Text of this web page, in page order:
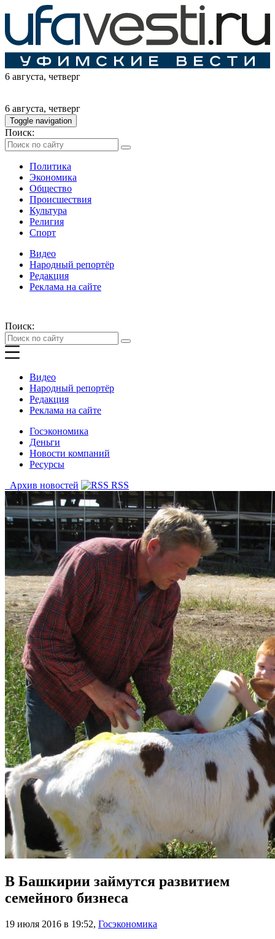
6 августа, четверг
6 августа, четверг
Toggle navigation
Поиск:
Политика
Экономика
Общество
Происшествия
Культура
Религия
Спорт
Видео
Народный репортёр
Редакция
Реклама на сайте
Поиск:
Видео
Народный репортёр
Редакция
Реклама на сайте
Госэкономика
Деньги
Новости компаний
Ресурсы
Архив новостей
RSS
В Башкирии займутся развитием
семейного бизнеса
19 июля 2016 в 19:52, Госэкономика